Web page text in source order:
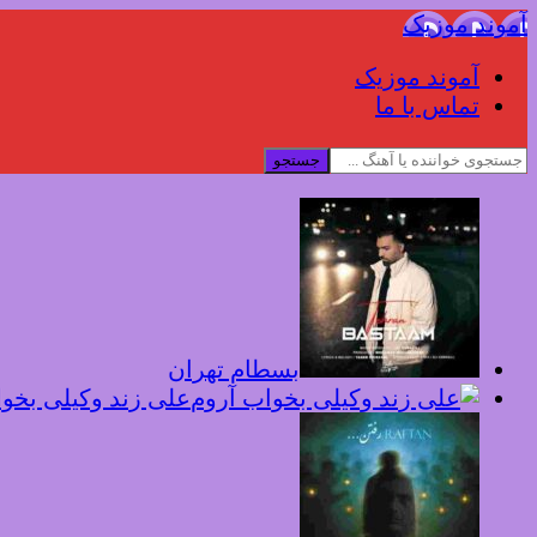
آموند موزیک
آموند موزیک
تماس با ما
جستجو
بسطام تهران
علی زند وکیلی